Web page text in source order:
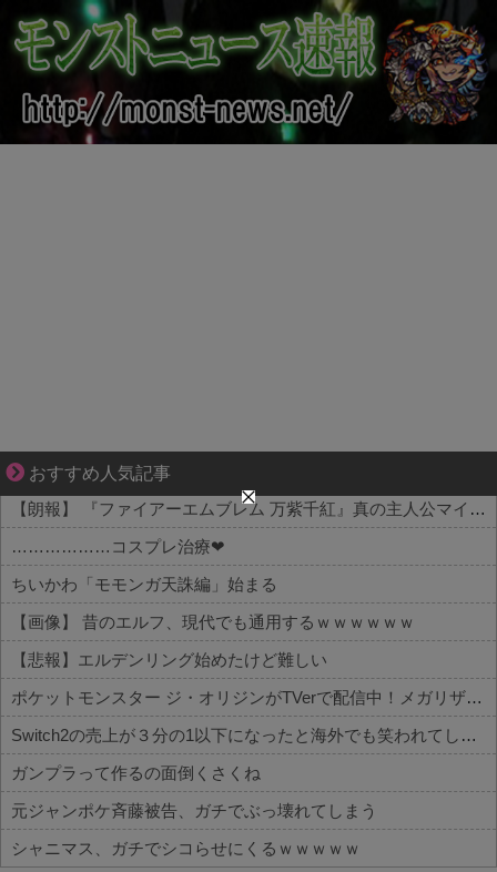
おすすめ人気記事
ブブ家のドタバタが、今日も愛おしい！
【朗報】 『ファイアーエムブレム 万紫千紅』真の主人公マイユニはキャラメイクが可能
………………コスプレ治療❤
ちいかわ「モモンガ天誅編」始まる
【画像】 昔のエルフ、現代でも通用するｗｗｗｗｗｗ
【悲報】エルデンリング始めたけど難しい
ポケットモンスター ジ・オリジンがTVerで配信中！メガリザードンXが初お披露目された作品
Switch2の売上が３分の1以下になったと海外でも笑われてしまうwwwwwww
ガンプラって作るの面倒くさくね
元ジャンポケ斉藤被告、ガチでぶっ壊れてしまう
シャニマス、ガチでシコらせにくるｗｗｗｗｗ